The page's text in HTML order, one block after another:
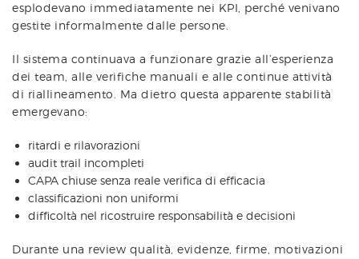
esplodevano immediatamente nei KPI, perché venivano
gestite informalmente dalle persone.
Il sistema continuava a funzionare grazie all’esperienza
dei team, alle verifiche manuali e alle continue attività
di riallineamento. Ma dietro questa apparente stabilità
emergevano:
ritardi e rilavorazioni
audit trail incompleti
CAPA chiuse senza reale verifica di efficacia
classificazioni non uniformi
difficoltà nel ricostruire responsabilità e decisioni
Durante una review qualità, evidenze, firme, motivazioni